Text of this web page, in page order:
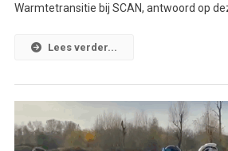
Warmtetransitie bij SCAN, antwoord op
Lees verder...